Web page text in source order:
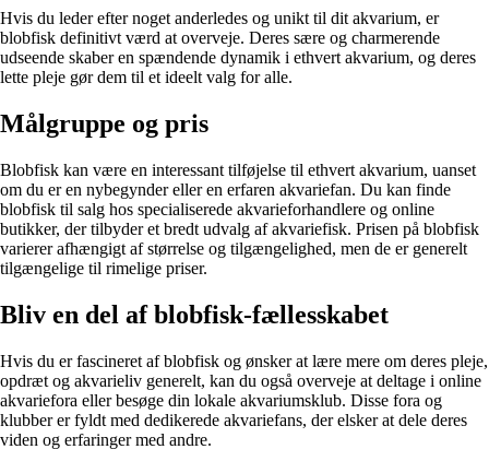
Hvis du leder efter noget anderledes og unikt til dit akvarium, er
blobfisk definitivt værd at overveje. Deres sære og charmerende
udseende skaber en spændende dynamik i ethvert akvarium, og deres
lette pleje gør dem til et ideelt valg for alle.
Målgruppe og pris
Blobfisk kan være en interessant tilføjelse til ethvert akvarium, uanset
om du er en nybegynder eller en erfaren akvariefan. Du kan finde
blobfisk til salg hos specialiserede akvarieforhandlere og online
butikker, der tilbyder et bredt udvalg af akvariefisk. Prisen på blobfisk
varierer afhængigt af størrelse og tilgængelighed, men de er generelt
tilgængelige til rimelige priser.
Bliv en del af blobfisk-fællesskabet
Hvis du er fascineret af blobfisk og ønsker at lære mere om deres pleje,
opdræt og akvarieliv generelt, kan du også overveje at deltage i online
akvariefora eller besøge din lokale akvariumsklub. Disse fora og
klubber er fyldt med dedikerede akvariefans, der elsker at dele deres
viden og erfaringer med andre.